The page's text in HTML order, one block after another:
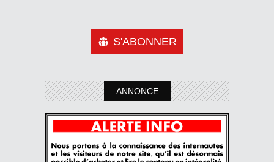
S'ABONNER
ANNONCE